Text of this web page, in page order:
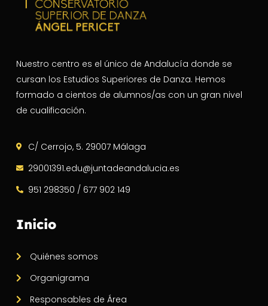
Nuestro centro es el único de Andalucía donde se
cursan los Estudios Superiores de Danza. Hemos
formado a cientos de alumnos/as con un gran nivel
de cualificación.
C/ Cerrojo, 5. 29007 Málaga
29001391.edu@juntadeandalucia.es
951 298350 / 677 902 149
Inicio
Quiénes somos
Organigrama
Responsables de Área